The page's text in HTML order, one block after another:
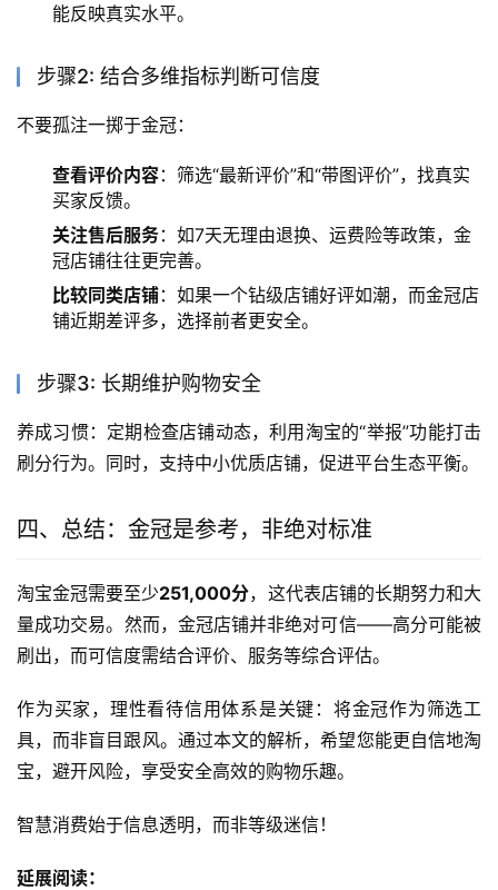
能反映真实水平。
步骤2: 结合多维指标判断可信度
不要孤注一掷于金冠：
查看评价内容：筛选“最新评价”和“带图评价”，找真实
买家反馈。
关注售后服务：如7天无理由退换、运费险等政策，金
冠店铺往往更完善。
比较同类店铺：如果一个钻级店铺好评如潮，而金冠店
铺近期差评多，选择前者更安全。
步骤3: 长期维护购物安全
养成习惯：定期检查店铺动态，利用淘宝的“举报”功能打击
刷分行为。同时，支持中小优质店铺，促进平台生态平衡。
四、总结：金冠是参考，非绝对标准
淘宝金冠需要至少251,000分，这代表店铺的长期努力和大
量成功交易。然而，金冠店铺并非绝对可信——高分可能被
刷出，而可信度需结合评价、服务等综合评估。
作为买家，理性看待信用体系是关键：将金冠作为筛选工
具，而非盲目跟风。通过本文的解析，希望您能更自信地淘
宝，避开风险，享受安全高效的购物乐趣。
智慧消费始于信息透明，而非等级迷信！
延展阅读：